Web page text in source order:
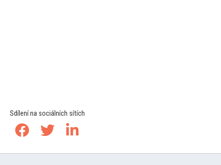
Sdílení na sociálních sítích